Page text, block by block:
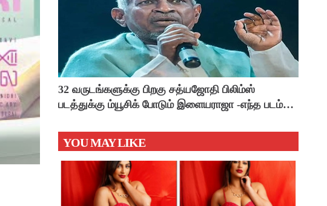
32 வருடங்களுக்கு பிறகு சத்யஜோதி பிலிம்ஸ்
படத்துக்கு ம்யூசிக் போடும் இளையராஜா -எந்த படம்
YOU MAY LIKE